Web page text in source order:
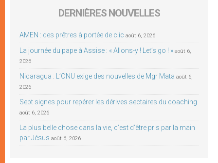
DERNIÈRES NOUVELLES
AMEN : des prêtres à portée de clic août 6, 2026
La journée du pape à Assise : « Allons-y ! Let’s go ! » août 6,
2026
Nicaragua : L’ONU exige des nouvelles de Mgr Mata août 6,
2026
Sept signes pour repérer les dérives sectaires du coaching
août 6, 2026
La plus belle chose dans la vie, c’est d’être pris par la main
par Jésus août 6, 2026